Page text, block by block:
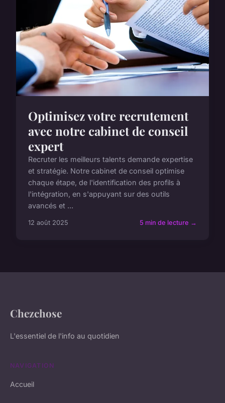
Optimisez votre recrutement
avec notre cabinet de conseil
expert
Recruter les meilleurs talents demande expertise
et stratégie. Notre cabinet de conseil optimise
chaque étape, de l'identification des profils à
l'intégration, en s'appuyant sur des outils
avancés et ...
12 août 2025 5 min de lecture →
Chezchose
L'essentiel de l'info au quotidien
NAVIGATION
Accueil